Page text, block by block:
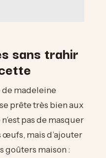
sans trahir
de madeleine
prête très bien aux
pas de masquer
mais d’ajouter
goûters maison :